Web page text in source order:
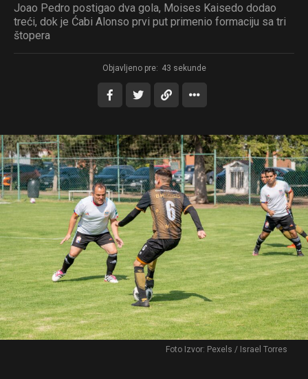
Joao Pedro postigao dva gola, Moises Kaisedo dodao
treći, dok je Ćabi Alonso prvi put primenio formaciju sa tri
štopera
Objavljeno pre: 43 sekunde
Foto Izvor: Pexels / Israel Torres